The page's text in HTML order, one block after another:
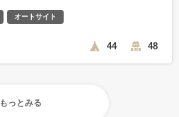
オートサイト
44 48
もっとみる